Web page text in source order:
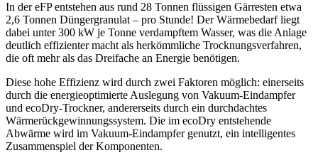
In der eFP entstehen aus rund 28 Tonnen flüssigen Gärresten etwa
2,6 Tonnen Düngergranulat – pro Stunde! Der Wärmebedarf liegt
dabei unter 300 kW je Tonne verdampftem Wasser, was die Anlage
deutlich effizienter macht als herkömmliche Trocknungsverfahren,
die oft mehr als das Dreifache an Energie benötigen.
Diese hohe Effizienz wird durch zwei Faktoren möglich: einerseits
durch die energieoptimierte Auslegung von Vakuum-Eindampfer
und ecoDry-Trockner, andererseits durch ein durchdachtes
Wärmerückgewinnungssystem. Die im ecoDry entstehende
Abwärme wird im Vakuum-Eindampfer genutzt, ein intelligentes
Zusammenspiel der Komponenten.